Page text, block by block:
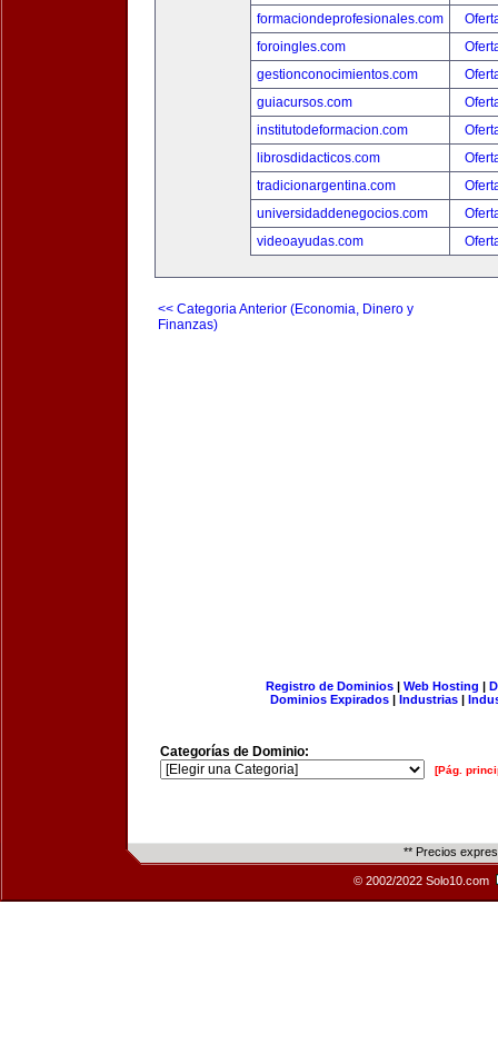
formaciondeprofesionales.com
foroingles.com
gestionconocimientos.com
guiacursos.com
institutodeformacion.com
librosdidacticos.com
tradicionargentina.com
universidaddenegocios.com
videoayudas.com
<< Categoria Anterior (Economia, Dinero y
Finanzas)
Registro de Dominios| Web Hosting |
Dominios Expirados | Industrias |
Categorías de Dominio:
[Pág.
** Precios
© 2002/2022 Solo10.com